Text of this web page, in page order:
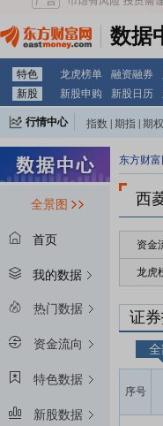
数据
特色 龙虎榜单 融资融券
新股
新股申购 新股日历
行情中心 指数 期指 期权
全景图
首页
我的数据
热门数据
资金流向
特色数据
新股数据
东方财富
西
资金
龙虎
证
序号